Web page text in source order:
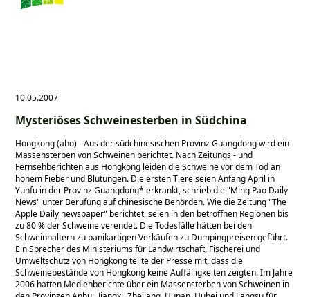
10.05.2007
Mysteriöses Schweinesterben in Südchina
Hongkong (aho) - Aus der südchinesischen Provinz Guangdong wird ein
Massensterben von Schweinen berichtet. Nach Zeitungs - und
Fernsehberichten aus Hongkong leiden die Schweine vor dem Tod an
hohem Fieber und Blutungen. Die ersten Tiere seien Anfang April in
Yunfu in der Provinz Guangdong* erkrankt, schrieb die "Ming Pao Daily
News" unter Berufung auf chinesische Behörden. Wie die Zeitung "The
Apple Daily newspaper" berichtet, seien in den betroffnen Regionen bis
zu 80 % der Schweine verendet. Die Todesfälle hätten bei den
Schweinhaltern zu panikartigen Verkäufen zu Dumpingpreisen geführt.
Ein Sprecher des Ministeriums für Landwirtschaft, Fischerei und
Umweltschutz von Hongkong teilte der Presse mit, dass die
Schweinebestände von Hongkong keine Auffälligkeiten zeigten. Im Jahre
2006 hatten Medienberichte über ein Massensterben von Schweinen in